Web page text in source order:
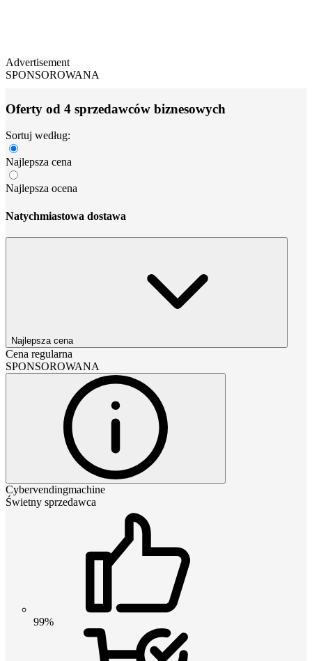
Advertisement
SPONSOROWANA
Oferty od 4 sprzedawców biznesowych
Sortuj według:
Najlepsza cena
Najlepsza ocena
Natychmiastowa dostawa
Najlepsza cena
Cena regularna
SPONSOROWANA
Cybervendingmachine
Świetny sprzedawca
99%